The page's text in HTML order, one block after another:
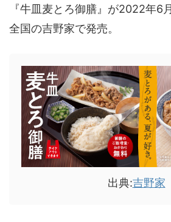
『牛皿麦とろ御膳』が2022年6
全国の吉野家で発売。
出典:吉野家